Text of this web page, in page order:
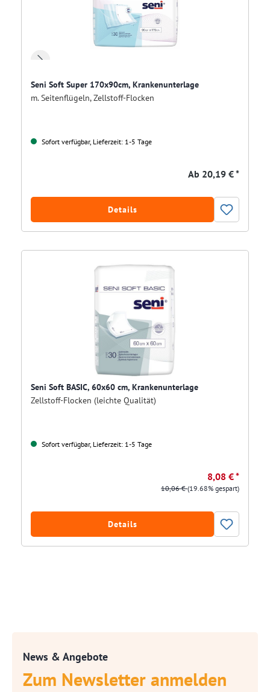
Seni Soft Super 170x90cm, Krankenunterlage
m. Seitenflügeln, Zellstoff-Flocken
Sofort verfügbar, Lieferzeit: 1-5 Tage
Ab 20,19 € *
Details
Seni Soft BASIC, 60x60 cm, Krankenunterlage
Zellstoff-Flocken (leichte Qualität)
Sofort verfügbar, Lieferzeit: 1-5 Tage
8,08 € *
10,06 €(19.68% gespart)
Details
News & Angebote
Zum Newsletter anmelden